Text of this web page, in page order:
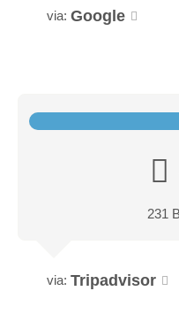
via: Google
231
via: Tripadvisor